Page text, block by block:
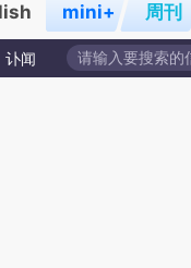
mini+ 周刊
讣闻